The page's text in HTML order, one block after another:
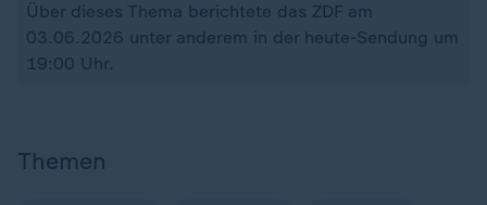
Über dieses Thema berichtete das ZDF am
03.06.2026 unter anderem in der heute-Sendung um
19:00 Uhr.
Themen